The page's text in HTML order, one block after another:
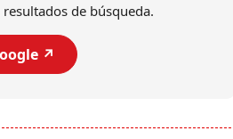
de búsqueda.
↗️
7,1 se registró este martes 28 de